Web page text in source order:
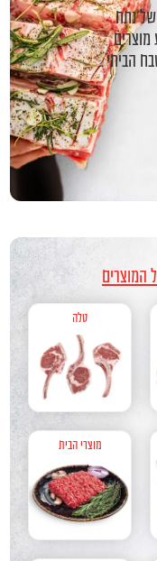
נתח
הביתי
המוצרים
טלה
מוצרי הבית